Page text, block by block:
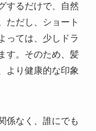
するだけで、自然
ただし、ショート
っては、少しドラ
す。そのため、髪
より健康的な印象
係なく、誰にでも